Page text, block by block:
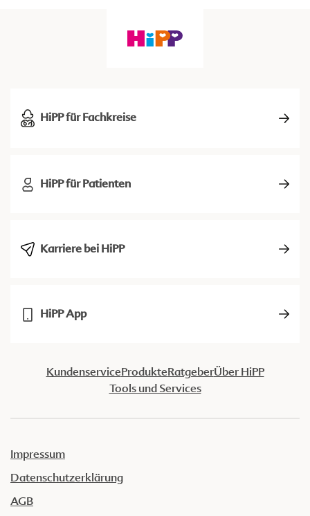
HiPP für Fachkreise
HiPP für Patienten
Karriere bei HiPP
HiPP App
KundenserviceProdukteRatgeberÜber HiPP
Tools und Services
Impressum
Datenschutzerklärung
AGB